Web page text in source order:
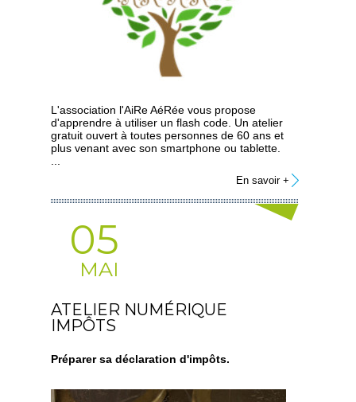
L'association l'AiRe AéRée vous propose
d'apprendre à utiliser un flash code. Un atelier
gratuit ouvert à toutes personnes de 60 ans et
plus venant avec son smartphone ou tablette.
En savoir +
05
MAI
ATELIER NUMÉRIQUE
IMPÔTS
Préparer sa déclaration d'impôts.